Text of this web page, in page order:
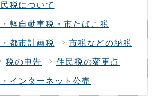
税について
軽自動車税・市たばこ税
都市計画税 市税などの納税
税の申告 住民税の変更点
インターネット公売